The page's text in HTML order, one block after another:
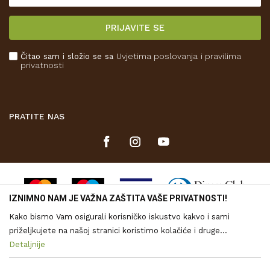
Isporuka
Kako kupiti
PRIJAVITE SE
Čitao sam i složio se sa Uvjetima poslovanja i pravilima
privatnosti
PRATITE NAS
Nastojimo biti što precizniji u opisu proizvoda, vjernom prikazu
slika te samih cijena, ali ne možemo u potpunosti jamčiti točnost
IZNIMNO NAM JE VAŽNA ZAŠTITA VAŠE PRIVATNOSTI!
Kako bismo Vam osigurali korisničko iskustvo kakvo i sami
priželjkujete na našoj stranici koristimo kolačiće i druge
tehnologije putem kojih se obrađuju Vaši osobni podaci. Voditelj
obrade vaših podataka je Drvona d.o.o. Obrada Vaših osobnih
Detaljnije